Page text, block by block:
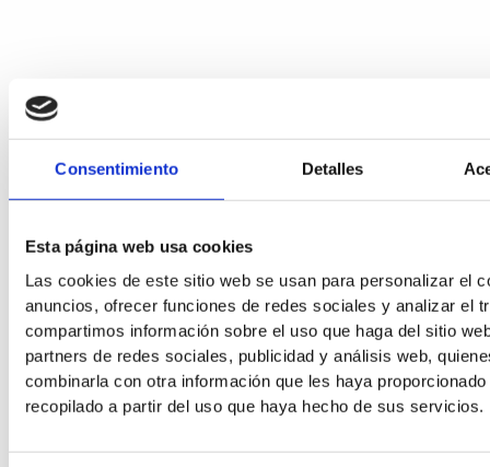
Consentimiento Detalles
Esta página web usa cookies
Las cookies de este sitio web se usan para personalizar el
anuncios, ofrecer funciones de redes sociales y analizar el
compartimos información sobre el uso que haga del sitio
partners de redes sociales, publicidad y análisis web,
combinarla con otra información que les haya
recopilado a partir del uso que haya hecho de sus servicios.